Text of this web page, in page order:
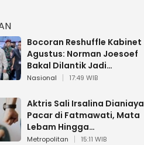
Bocoran Reshuffle Kabinet
Agustus: Norman Joesoef
Bakal Dilantik Jadi
Wamenhan RI
Nasional 17:49 WIB
Aktris Sali Irsalina Dianiaya
Pacar di Fatmawati, Mata
Lebam Hingga
Diselamatkan Polantas
Metropolitan 15:11 WIB